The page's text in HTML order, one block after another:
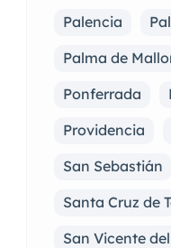
Palencia
Palma de
Ponferrada
Providencia
San Sebastián
Santa Cruz de
San Vicente